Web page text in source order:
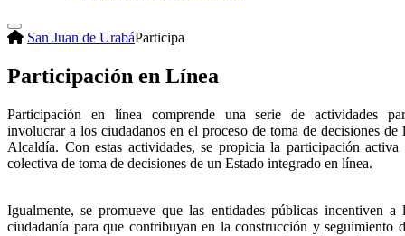
San Juan de UrabáParticipa
Participación en Línea
Participación ​en línea comprende una serie de actividades
involucrar a los ciudadanos en el proceso de toma de decisiones de
Alcaldía. Con estas actividades, se propicia la participación activa
colectiva de toma de decisiones de un Estado integrado en línea.
​Igualmente, se promueve que las entidades públicas incentiven a
ciudadanía para que contribuyan en la construcción y seguimiento